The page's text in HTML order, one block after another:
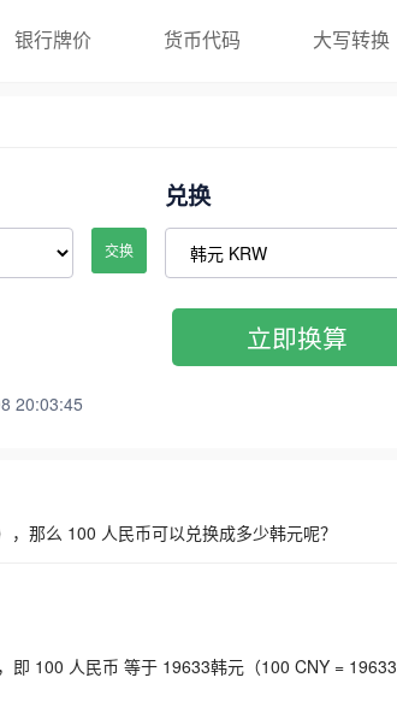
银行牌价 货币代码 大写转换
交换
兑换
20:03:45
立即换算
那么 100 人民币可以兑换成多少韩元呢？
即 100 人民币 等于 19633韩元（100 CNY = 19633